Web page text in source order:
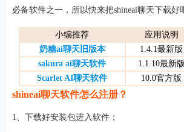
必备软件之一，所以快来把shineai聊天下载好
小编推荐 应用说明
奶糖ai聊天旧版本
1.4.1最新版
sakura ai聊天软件
1.1.10最新版
Scarlet AI聊天软件
10.0官方版
shineai聊天软件怎么注册？
1、下载好安装包进入软件；